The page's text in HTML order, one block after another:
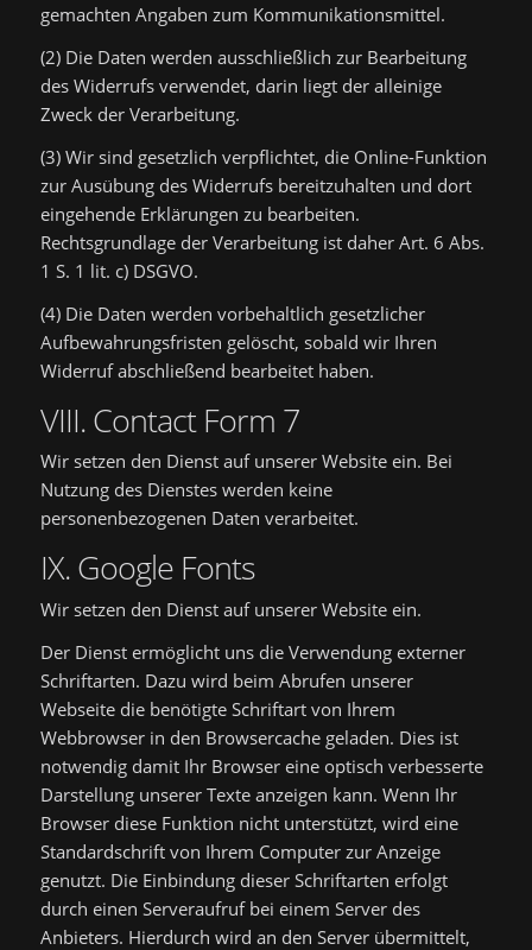
gemachten Angaben zum Kommunikationsmittel.
(2) Die Daten werden ausschließlich zur Bearbeitung
des Widerrufs verwendet, darin liegt der alleinige
Zweck der Verarbeitung.
(3) Wir sind gesetzlich verpflichtet, die Online-Funktion
zur Ausübung des Widerrufs bereitzuhalten und dort
eingehende Erklärungen zu bearbeiten.
Rechtsgrundlage der Verarbeitung ist daher Art. 6 Abs.
1 S. 1 lit. c) DSGVO.
(4) Die Daten werden vorbehaltlich gesetzlicher
Aufbewahrungsfristen gelöscht, sobald wir Ihren
Widerruf abschließend bearbeitet haben.
VIII. Contact Form 7
Wir setzen den Dienst auf unserer Website ein. Bei
Nutzung des Dienstes werden keine
personenbezogenen Daten verarbeitet.
IX. Google Fonts
Wir setzen den Dienst auf unserer Website ein.
Der Dienst ermöglicht uns die Verwendung externer
Schriftarten. Dazu wird beim Abrufen unserer
Webseite die benötigte Schriftart von Ihrem
Webbrowser in den Browsercache geladen. Dies ist
notwendig damit Ihr Browser eine optisch verbesserte
Darstellung unserer Texte anzeigen kann. Wenn Ihr
Browser diese Funktion nicht unterstützt, wird eine
Standardschrift von Ihrem Computer zur Anzeige
genutzt. Die Einbindung dieser Schriftarten erfolgt
durch einen Serveraufruf bei einem Server des
Anbieters. Hierdurch wird an den Server übermittelt,